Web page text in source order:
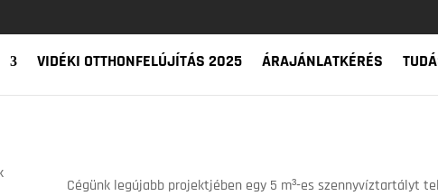
VIDÉKI OTTHONFELÚJÍTÁS 2025 ÁRAJÁNLATKÉRÉS
Cégünk legújabb projektjében egy 5 m³-es szennyvíztartályt